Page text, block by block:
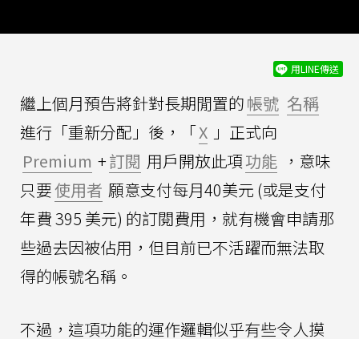
用LINE傳送
繼上個月預告將針對長期閒置的帳號 名稱
進行「重新分配」後，「X 」正式向
Premium +訂閱 用戶開放此項功能 ，意味
只要使用者 願意支付每月40美元 (或是支付
年費 395 美元) 的訂閱費用，就有機會申請那
些過去因被佔用，但目前已不活躍而無法取
得的帳號名稱。
不過，這項功能的運作邏輯似乎有些令人摸